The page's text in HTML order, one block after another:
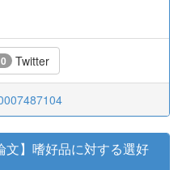
Twitter
文】嗜好品に対する選好